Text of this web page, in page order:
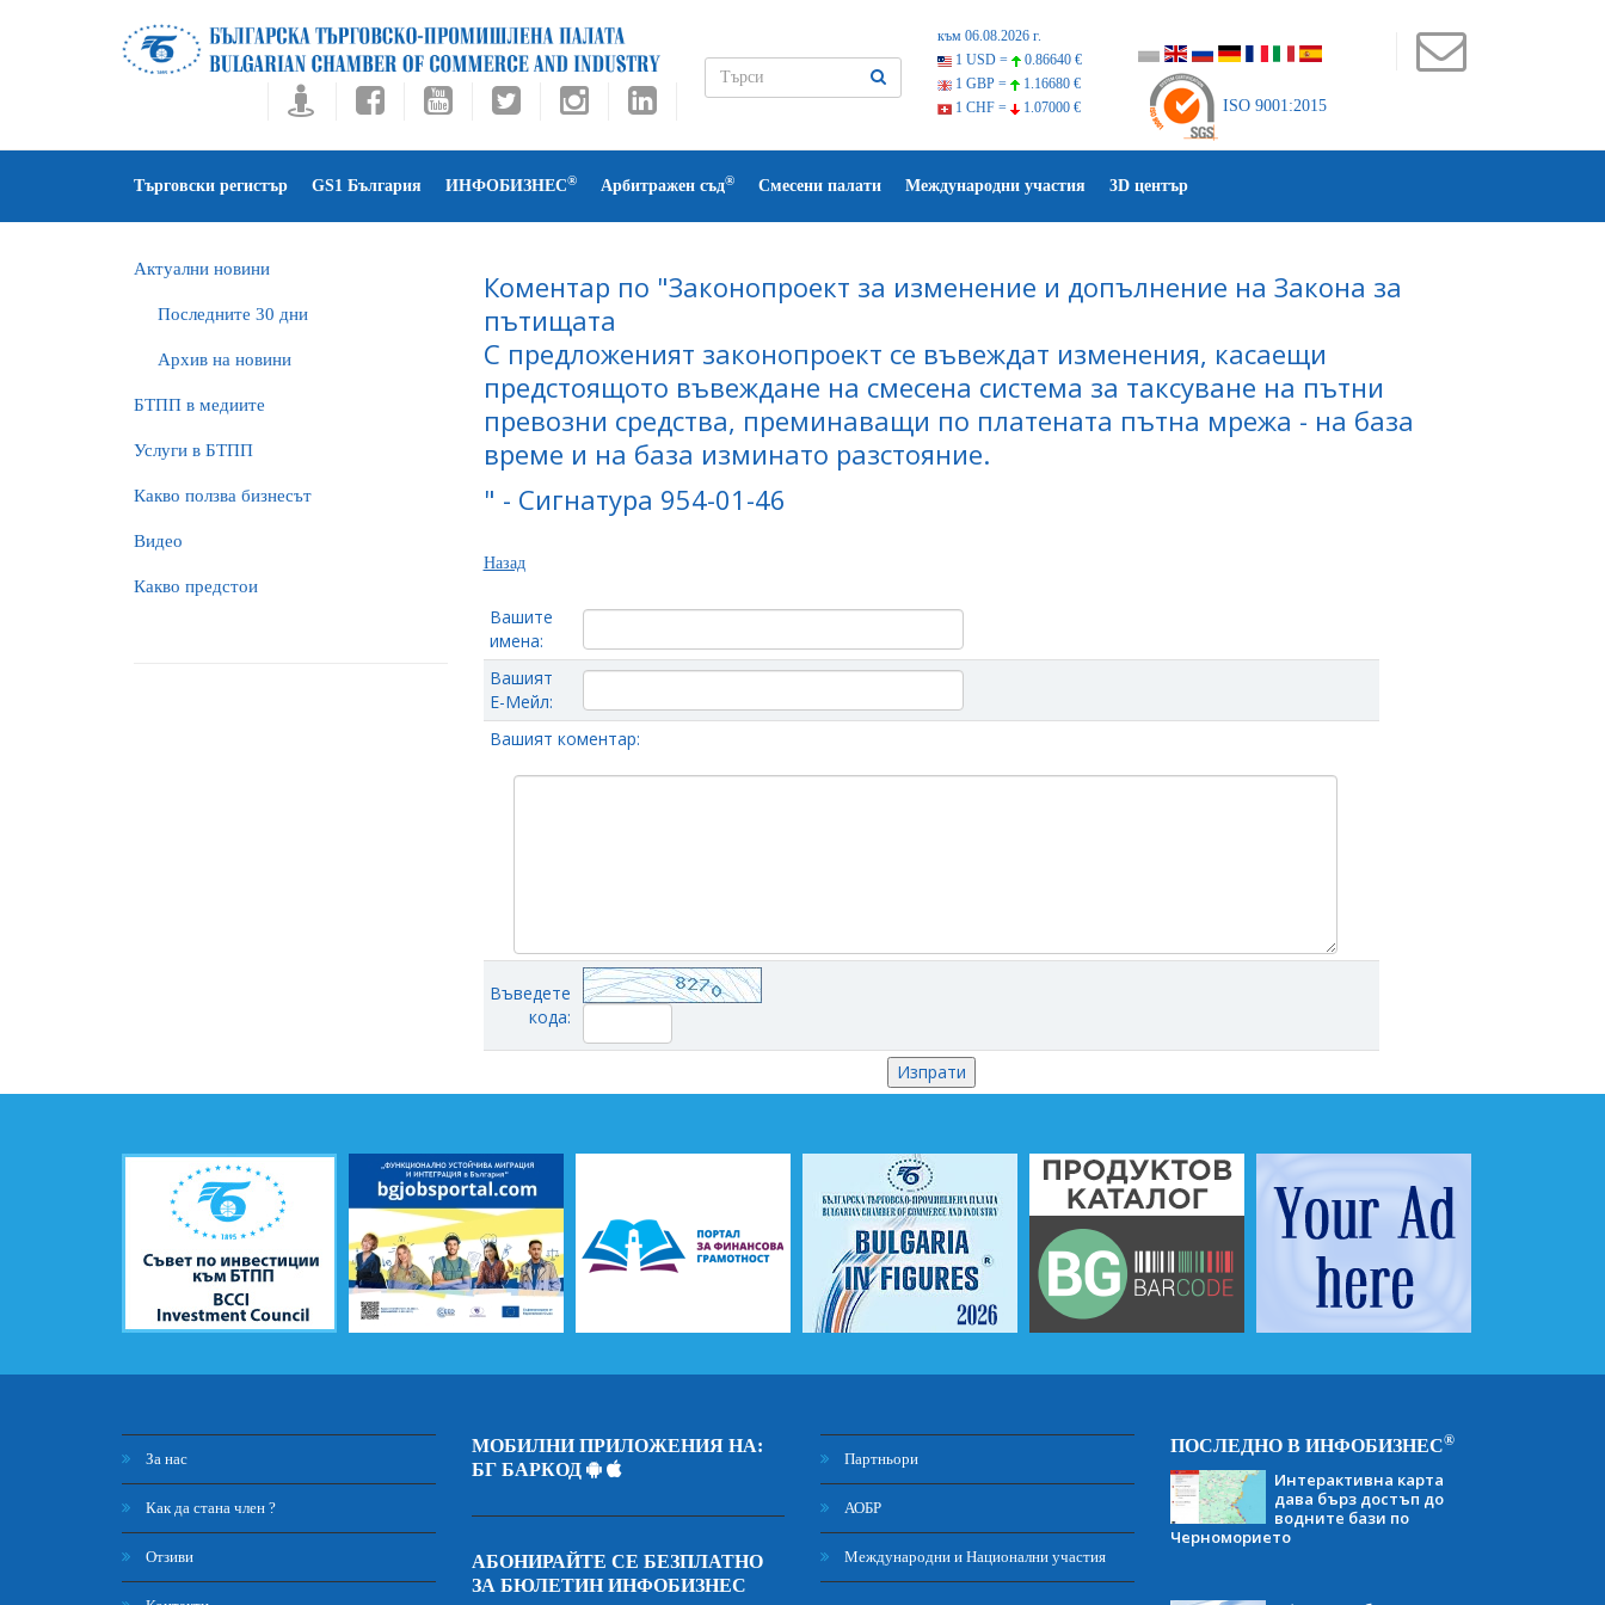
към 06.08.2026 г.
1 USD =
0.86640 €
1 GBP =
1.16680 €
1 CHF =
1.07000 € ISO 9001:2015
Търговски регистър GS1 България ИНФОБИЗНЕС® Арбитражен съд® Смесени палати Международни участия 3D център
Актуални новини
Последните 30 дни
Архив на новини
БTПП в медиите
Услуги в БТПП
Какво ползва бизнесът
Видео
Какво предстои
Коментар по "Законопроект за изменение и допълнение на Закона за
пътищата
С предложеният законопроект се въвеждат изменения, касаещи
предстоящото въвеждане на смесена система за таксуване на пътни
превозни средства, преминаващи по платената пътна мрежа - на база
време и на база изминато разстояние.
" - Сигнатура 954-01-46
Назад
Вашите
имена:
Вашият
Е-Мейл:
Вашият коментар:
Въведете
кода:
За нас
Как да стана член ?
Отзиви
МОБИЛНИ ПРИЛОЖЕНИЯ НА:
БГ БАРКОД
АБОНИРАЙТЕ СЕ БЕЗПЛАТНО
ЗА БЮЛЕТИН ИНФОБИЗНЕС
Партньори
АОБР
Международни и Национални участия
ПОСЛЕДНО В ИНФОБИЗНЕС®
Интерактивна карта
дава бърз достъп до
водните бази по
Черноморието